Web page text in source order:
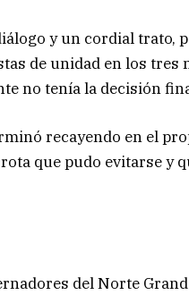
y un cordial trato,
de unidad en los tres
no tenía la decisión
recayendo en el
que pudo evitarse y
del Norte